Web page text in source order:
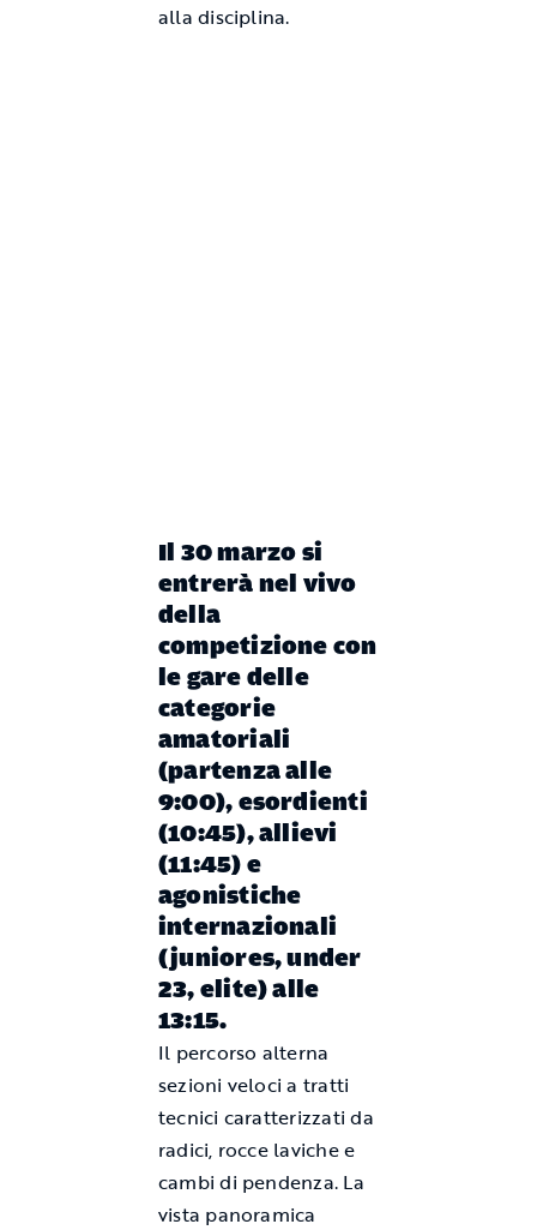
alla disciplina.
Il 30 marzo si
entrerà nel vivo
della
competizione con
le gare delle
categorie
amatoriali
(partenza alle
9:00), esordienti
(10:45), allievi
(11:45) e
agonistiche
internazionali
(juniores, under
23, elite) alle
13:15.
Il percorso alterna
sezioni veloci a tratti
tecnici caratterizzati da
radici, rocce laviche e
cambi di pendenza. La
vista panoramica